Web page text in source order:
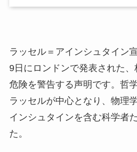
ラッセル＝アインシュタイン
9日にロンドンで発表された
危険を警告する声明です。哲
ラッセルが中心となり、物理
インシュタインを含む科学者
た。